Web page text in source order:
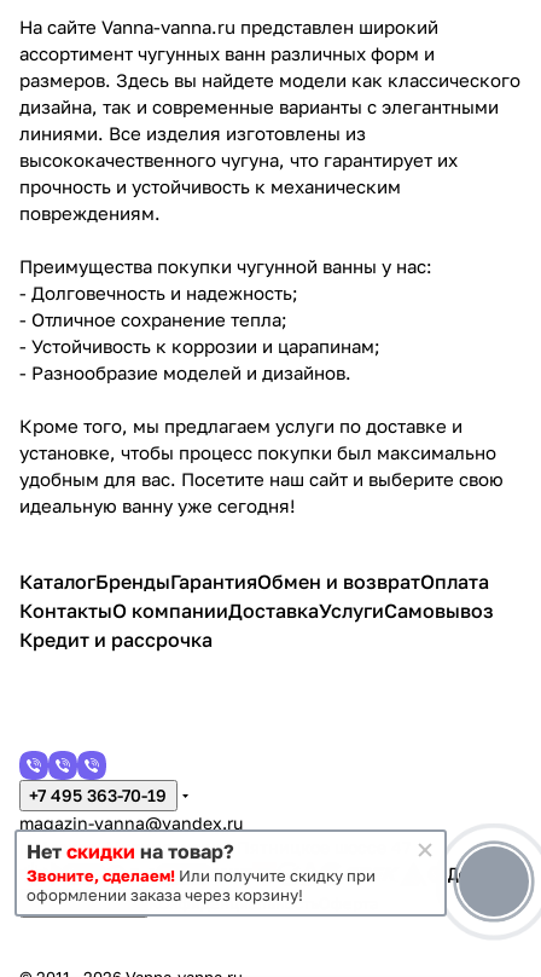
На сайте Vanna-vanna.ru представлен широкий
ассортимент чугунных ванн различных форм и
размеров. Здесь вы найдете модели как классического
дизайна, так и современные варианты с элегантными
линиями. Все изделия изготовлены из
высококачественного чугуна, что гарантирует их
прочность и устойчивость к механическим
повреждениям.
Преимущества покупки чугунной ванны у нас:
- Долговечность и надежность;
- Отличное сохранение тепла;
- Устойчивость к коррозии и царапинам;
- Разнообразие моделей и дизайнов.
Кроме того, мы предлагаем услуги по доставке и
установке, чтобы процесс покупки был максимально
удобным для вас. Посетите наш сайт и выберите свою
идеальную ванну уже сегодня!
КаталогБрендыГарантияОбмен и возвратОплата
КонтактыО компанииДоставкаУслугиСамовывоз
Кредит и рассрочка
+7 495 363-70-19
magazin-vanna@yandex.ru
г. Москва, Митино, улица Пятницкое шоссе 47
Темная тема Конфиденциальность
Нет скидки на товар?
Звоните, сделаем! Или получите скидку при
оформлении заказа через корзину!